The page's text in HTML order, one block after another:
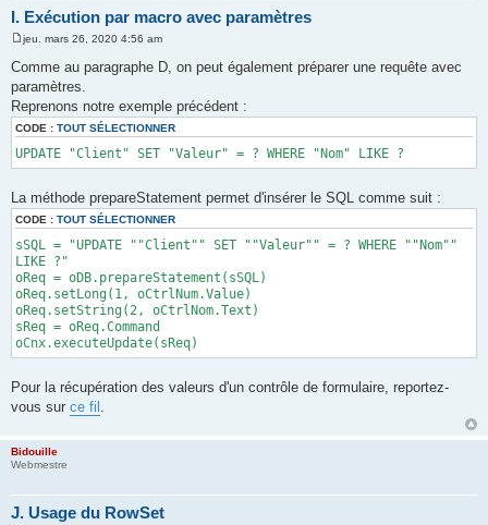
I. Exécution par macro avec paramètres
M
s
s
g
e
jeu. mars 26, 2020 4:56 am
Comme au paragraphe D, on peut également préparer une requête avec
paramètres.
Reprenons notre exemple précédent :
CODE : TOUT SÉLECTIONNER
UPDATE "Client" SET "Valeur" = ? WHERE "Nom" LIKE ?
La méthode prepareStatement permet d'insérer le SQL comme suit :
CODE : TOUT SÉLECTIONNER
sSQL = "UPDATE ""Client"" SET ""Valeur"" = ? WHERE ""Nom""
LIKE ?"
oReq = oDB.prepareStatement(sSQL)
oReq.setLong(1, oCtrlNum.Value)
oReq.setString(2, oCtrlNom.Text)
sReq = oReq.Command
oCnx.executeUpdate(sReq)
Pour la récupération des valeurs d'un contrôle de formulaire, reportez-
vous sur ce fil
Bidouille
Webmestre
J. Usage du RowSet